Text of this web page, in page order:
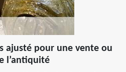
ajusté pour une vente ou
l’antiquité